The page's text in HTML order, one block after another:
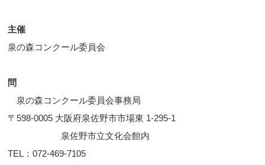
主催
泉の森コンクール委員会
問
泉の森コンクール委員会事務局
〒598-0005 大阪府泉佐野市市場東 1-295-1
泉佐野市立文化会館内
TEL：072-469-7105